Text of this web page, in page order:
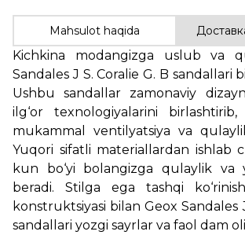
Mahsulot haqida
Kichkina modangizga uslub va
Sandales J S. Coralie G. B sandallari
Ushbu sandallar zamonaviy
ilg‘or texnologiyalarini
mukammal ventilyatsiya va
Yuqori sifatli materiallardan ishlab
kun bo‘yi bolangizga qulaylik va
beradi. Stilga ega tashqi
konstruktsiyasi bilan Geox Sandales
sandallari yozgi sayrlar va faol dam